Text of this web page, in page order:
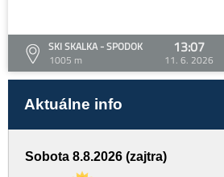
SKI SKALKA - SPODOK
1005 m
13:07
11. 6. 2026
Aktuálne info
Sobota 8.8.2026 (zajtra)